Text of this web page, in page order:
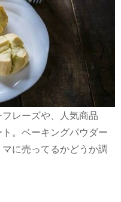
フレーズや、人気商品
。ベーキングパウダー
に売ってるかどうか調